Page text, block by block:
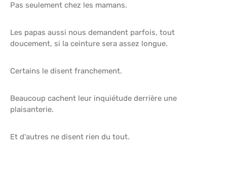
Pas seulement chez les mamans.
Les papas aussi nous demandent parfois, tout
doucement, si la ceinture sera assez longue.
Certains le disent franchement.
Beaucoup cachent leur inquiétude derrière une
plaisanterie.
Et d'autres ne disent rien du tout.